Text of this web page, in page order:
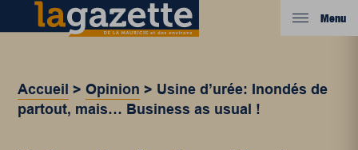
Menu
Accueil >Opinion > Usine d’urée: Inondés de
partout, mais… Business as usual !